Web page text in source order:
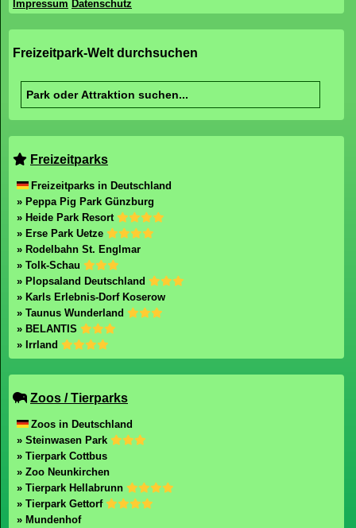
Impressum Datenschutz
Freizeitpark-Welt durchsuchen
Freizeitparks
Freizeitparks in Deutschland
» Peppa Pig Park Günzburg
» Heide Park Resort
» Erse Park Uetze
» Rodelbahn St. Englmar
» Tolk-Schau
» Plopsaland Deutschland
» Karls Erlebnis-Dorf Koserow
» Taunus Wunderland
» BELANTIS
» Irrland
Zoos / Tierparks
Zoos in Deutschland
» Steinwasen Park
» Tierpark Cottbus
» Zoo Neunkirchen
» Tierpark Hellabrunn
» Tierpark Gettorf
» Mundenhof